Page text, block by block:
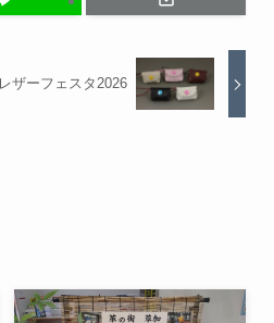
ザーフェスタ2026